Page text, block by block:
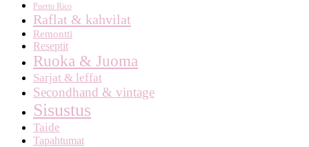
Puerto Rico
Raflat & kahvilat
Remontti
Reseptit
Ruoka & Juoma
Sarjat & leffat
Secondhand & vintage
Sisustus
Taide
Tapahtumat